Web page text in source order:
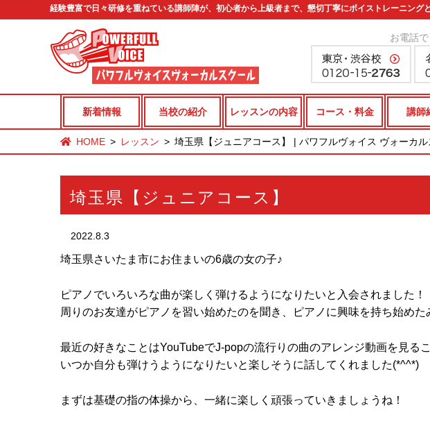
経験豊富で日々研修を重ねている講師陣が、初心者から上級者まで、懇切丁寧にボイストレーニング
お電話
新着情報 当校の紹介 レッスンの内容 コース・料金 講師
HOME レッスン 埼玉県【ジュニアコース】 | パワフルヴォイス ヴォーカ
埼玉県【ジュニアコース】
2022.8.3
埼玉県さいたま市にお住まいの6歳の女の子♪
ピアノでいろいろな曲が楽しく弾けるようになりたいと入会されました！
周りのお友達がピアノを習い始めたのを聞き、ピアノに興味を持ち始めた
最近の好きなことはYouTubeでJ-popの流行りの曲のアレンジ動画を見る
いつか自分も弾けうようになりたいと楽しそうに話してくれました(*^^*)
まずは基礎の指の体操から、一緒に楽しく頑張っていきましょうね！